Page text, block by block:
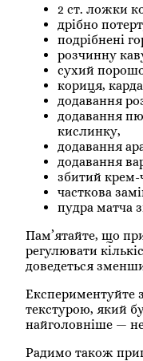
2 ст. ложки
дрібно
подрібнені
розчинну
сухий
кориця,
додавання
додавання
кислинку,
додавання
додавання
збитий крем-
часткова
пудра матча
Пам’ятайте, що
регулювати
доведеться
Експериментуйте
текстурою, який
найголовніше — не
Радимо також